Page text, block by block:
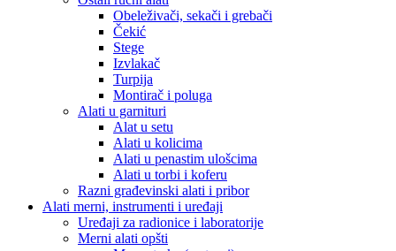
Obeleživači, sekači i grebači
Čekić
Stege
Izvlakač
Turpija
Montirač i poluga
Alati u garnituri
Alat u setu
Alati u kolicima
Alati u penastim ulošcima
Alati u torbi i koferu
Razni građevinski alati i pribor
Alati merni, instrumenti i uređaji
Uređaji za radionice i laboratorije
Merni alati opšti